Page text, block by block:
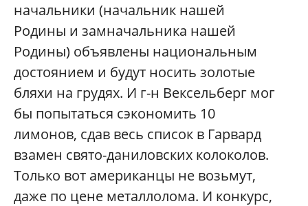
начальники (начальник нашей
Родины и замначальника нашей
Родины) объявлены национальным
достоянием и будут носить золотые
бляхи на грудях. И г-н Вексельберг мог
бы попытаться сэкономить 10
лимонов, сдав весь список в Гарвард
взамен свято-даниловских колоколов.
Только вот американцы не возьмут,
даже по цене металлолома. И конкурс,